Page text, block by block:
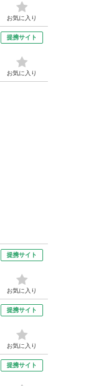
お気に入り
提携サイト
お気に入り
提携サイト
お気に入り
提携サイト
お気に入り
提携サイト